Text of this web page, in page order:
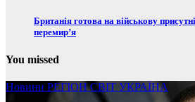
Британія готова на військову
перемир’я
You missed
Новини РЕГІОНСВІТ УКРАЇНА